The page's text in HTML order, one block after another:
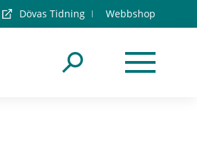
Dövas Tidning Webbshop